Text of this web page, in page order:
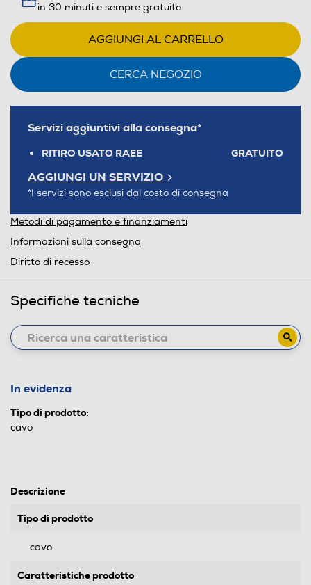
in 30 minuti e sempre gratuito
AGGIUNGI AL CARRELLO
CERCA NEGOZIO
Servizi aggiuntivi alla consegna*
RITIRO USATO RAEE GRATUITO
AGGIUNGI UN SERVIZIO
*I servizi sono esclusi dal costo di consegna
Metodi di pagamento e finanziamenti
Informazioni sulla consegna
Diritto di recesso
Specifiche tecniche
In evidenza
Tipo di prodotto:
cavo
Descrizione
Tipo di prodotto
cavo
Caratteristiche prodotto